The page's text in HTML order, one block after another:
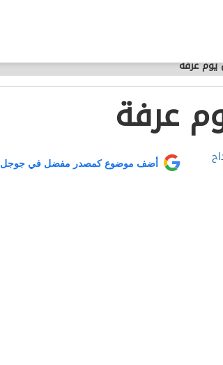
يوم عرفة
عرفة
أضف موضوع كمصدر مفضل في جوجل